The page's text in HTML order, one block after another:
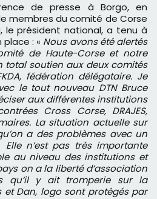
de presse à Borgo, en
membres du comité de Corse
le président national, a tenu à
: « Nous avons été alertés
de Haute-Corse et notre
total soutien aux deux comités
fédération délégataire. Je
le tout nouveau DTN Bruce
aux différentes institutions
Cross Corse, DRAJES,
La situation actuelle sur
a des problèmes avec un
n’est pas très importante
au niveau des institutions et
on a la liberté d’association
qu’il y ait tromperie sur la
et Dan, logo sont protégés par